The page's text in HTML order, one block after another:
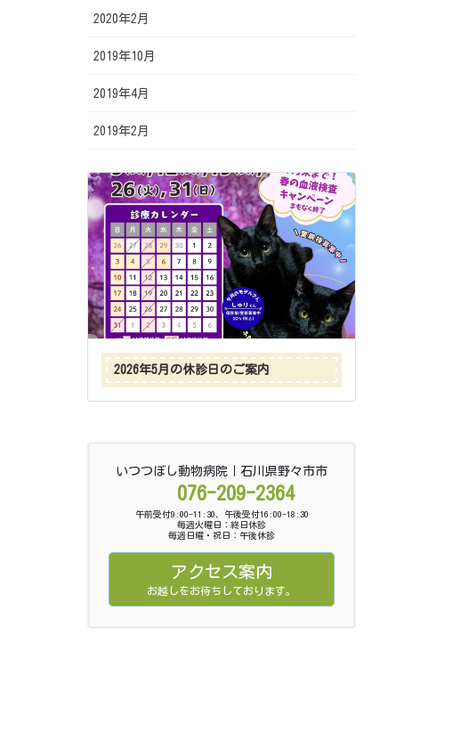
2020年2月
2019年10月
2019年4月
2019年2月
2026年5月の休診日のご案内
いつつぼし動物病院｜石川県野々市市
076-209-2364
午前受付9:00-11:30、午後受付16:00-18:30
毎週火曜日：終日休診
毎週日曜・祝日：午後休診
アクセス案内
お越しをお待ちしております。